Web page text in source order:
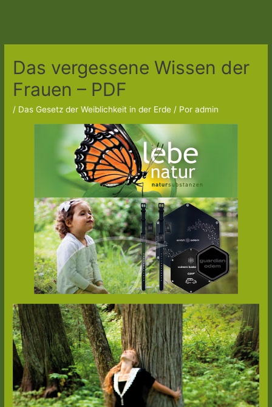
Das vergessene Wissen der
Frauen – PDF
/ Das Gesetz der Weiblichkeit in der Erde / Poradmin